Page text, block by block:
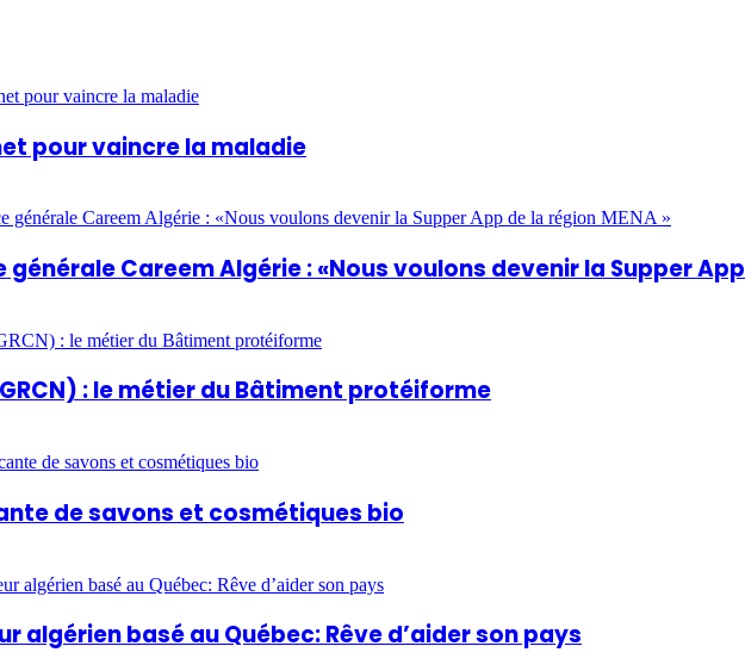
pour vaincre la maladie
Careem Algérie : «Nous voulons devenir la Supper App
: le métier du Bâtiment protéiforme
de savons et cosmétiques bio
algérien basé au Québec: Rêve d’aider son pays